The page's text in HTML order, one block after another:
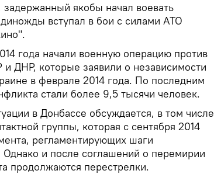
якобы начал воевать
вступал в бои с силами АТО
года начали военную операцию против
ДНР, которые заявили о независимости
в феврале 2014 года. По последним
стали более 9,5 тысячи человек.
в Донбассе обсуждается, в том числе
группы, которая с сентября 2014
регламентирующих шаги
Однако и после соглашений о перемирии
продолжаются перестрелки.